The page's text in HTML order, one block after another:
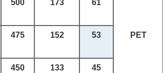
500 173 61
PET
475 152 53
450 133 45